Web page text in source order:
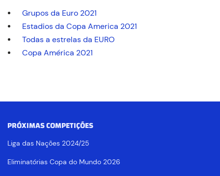
Grupos da Euro 2021
Estadios da Copa America 2021
Todas a estrelas da EURO
Copa América 2021
PRÓXIMAS COMPETIÇÕES
Liga das Nações 2024/25
Eliminatórias Copa do Mundo 2026